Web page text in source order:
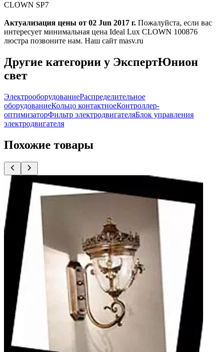
CLOWN SP7
Актуализация цены от 02 Jun 2017 г. Пожалуйста, если вас
интересует минимальная цена Ideal Lux CLOWN 100876
люстра позвоните нам. Наш сайт masv.ru
Другие категории у ЭкспертЮнион
свет
ЭлектрооборудованиеРаспределительное
оборудованиеКольцо контактноеКонтроллер-
оптимизаторФильтр электродвигателяБлок управления
электродвигателя
Похожие товары